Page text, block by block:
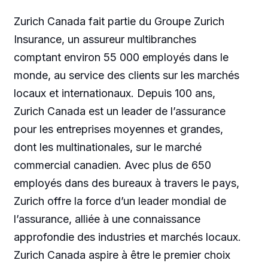
Zurich Canada fait partie du Groupe Zurich
Insurance, un assureur multibranches
comptant environ 55 000 employés dans le
monde, au service des clients sur les marchés
locaux et internationaux. Depuis 100 ans,
Zurich Canada est un leader de l’assurance
pour les entreprises moyennes et grandes,
dont les multinationales, sur le marché
commercial canadien. Avec plus de 650
employés dans des bureaux à travers le pays,
Zurich offre la force d’un leader mondial de
l’assurance, alliée à une connaissance
approfondie des industries et marchés locaux.
Zurich Canada aspire à être le premier choix